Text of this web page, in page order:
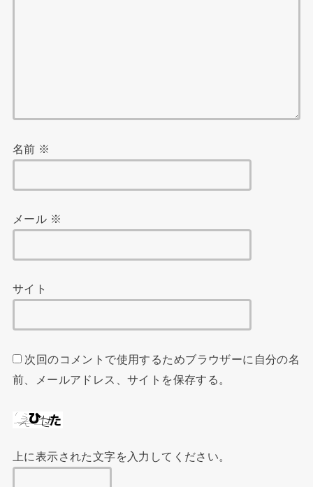
名前 ※
メール ※
サイト
次回のコメントで使用するためブラウザーに自分の名
前、メールアドレス、サイトを保存する。
上に表示された文字を入力してください。